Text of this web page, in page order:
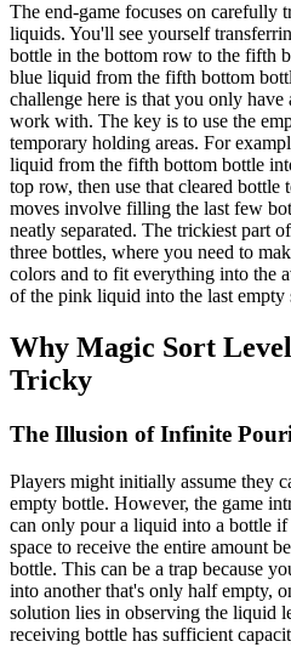
The end-game focuses on carefully
liquids. You'll see yourself
bottle in the bottom row to the fifth
blue liquid from the fifth bottom
challenge here is that you only
work with. The key is to use the
temporary holding areas. For
liquid from the fifth bottom bottle
top row, then use that cleared
moves involve filling the last few
neatly separated. The trickiest part
three bottles, where you need to
colors and to fit everything into the
of the pink liquid into the last empty
Why Magic Sort Level
Tricky
The Illusion of Infinite
Players might initially assume they
empty bottle. However, the game
can only pour a liquid into a bottle
space to receive the entire amount
bottle. This can be a trap because
into another that's only half empty,
solution lies in observing the liquid
receiving bottle has sufficient